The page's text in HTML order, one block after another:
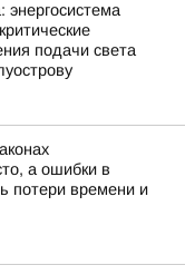
энергосистема
подачи света
а ошибки в
потери времени и